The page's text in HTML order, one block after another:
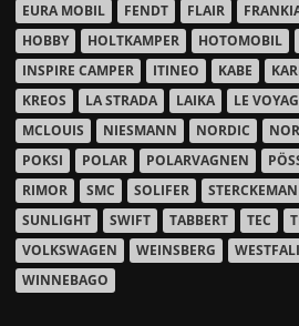
EURA MOBIL
FENDT FLAIR
HOBBY
HOLTKAMPER HOTOMOBIL
INSPIRE CAMPER
ITINEO KABE
KREOS
LA STRADA LAIKA LE
MCLOUIS
NIESMANN NORDIC
POKSI
POLAR POLARVAGNEN
RIMOR
SMC SOLIFER STERCKEMAN
SUNLIGHT
SWIFT TABBERT TEC
VOLKSWAGEN
WEINSBERG
WINNEBAGO